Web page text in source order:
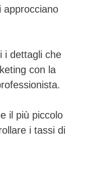
approcciano
i dettagli che
con la
il più piccolo
i tassi di